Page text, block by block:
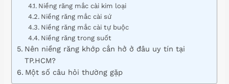
Niềng răng mắc cài kim loại
Niềng răng mắc cài sứ
Niềng răng mắc cài tự buộc
Niềng răng trong suốt
Nên niềng răng khớp cắn hở ở đâu uy tín tại
TP.HCM?
Một số câu hỏi thường gặp